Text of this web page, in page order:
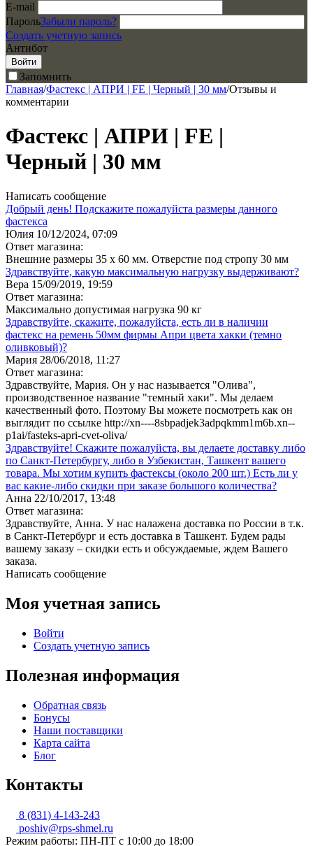
E-mail
ПарольЗабыли пароль?
Создать учетную запись
Антибот
Войти
Запомнить
Главная/Фастекс | АПРИ | FE | Черный | 30 мм/Отзывы и
комментарии
Фастекс | АПРИ | FE |
Черный | 30 мм
Написать сообщение
Добрый день! Подскажите пожалуйста размеры данного
фастекса
Юлия 10/12/2024, 07:09
Ответ магазина:
Внешние размеры 35 х 60 мм. Отверстие под стропу 30 мм
Здравствуйте, какую максимальную нагрузку выдерживают?
Вера 15/09/2019, 19:59
Ответ магазина:
Максимально допустимая нагрузка 90 кг
Здравствуйте, скажите, пожалуйста, есть ли в наличии
фастекс на ремень 50мм фирмы Апри цвета хакки (темно
оливковый)?
Мария 28/06/2018, 11:27
Ответ магазина:
Здравствуйте, Мария. Он у нас называется "Олива",
производственное название "темный хаки". Мы делаем
качественный фото. Поэтому Вы можете посмотреть как он
выглядит по ссылке http://xn----8sbpadjek3adpqkmm1m6b.xn--
p1ai/fasteks-apri-cvet-oliva/
Здравствуйте! Скажите пожалуйста, вы делаете доставку либо
по Санкт-Петербургу, либо в Узбекистан, Ташкент вашего
товара. Мы хотим купить фастексы (около 200 шт.) Есть ли у
вас какие-либо скидки при заказе большого количества?
Анна 22/10/2017, 13:48
Ответ магазина:
Здравствуйте, Анна. У нас налажена доставка по России в т.к.
в Санкт-Петербург и есть доставка в Ташкент. Будем рады
вашему заказу – скидки есть и обсуждаемые, ждем Вашего
заказа.
Написать сообщение
Моя учетная запись
Войти
Создать учетную запись
Полезная информация
Обратная связь
Бонусы
Наши поставщики
Карта сайта
Блог
Контакты
8 (831) 4-143-243
poshiv@rps-shmel.ru
Режим работы: ПН-ПТ с 10:00 до 18:00